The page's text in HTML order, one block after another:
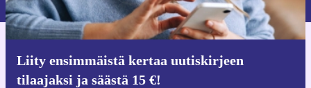
Liity ensimmäistä kertaa uutiskirjeen
tilaajaksi ja säästä 15 €!
iOS:lle ja Androidille